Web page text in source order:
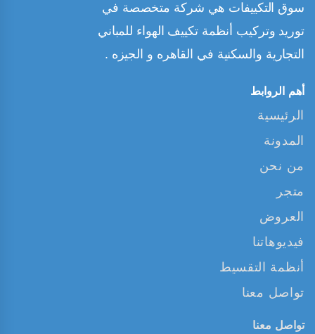
سوق التكييفات هي شركة متخصصة في
توريد وتركيب أنظمة تكييف الهواء للمباني
التجارية والسكنية في القاهره و الجيزه .
أهم الروابط
الرئيسية
المدونة
من نحن
متجر
العروض
فيديوهاتنا
أنظمة التقسيط
تواصل معنا
تواصل معنا